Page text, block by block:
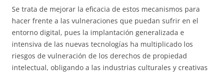
Se trata de mejorar la eficacia de estos mecanismos para
hacer frente a las vulneraciones que puedan sufrir en el
entorno digital, pues la implantación generalizada e
intensiva de las nuevas tecnologías ha multiplicado los
riesgos de vulneración de los derechos de propiedad
intelectual, obligando a las industrias culturales y creativas